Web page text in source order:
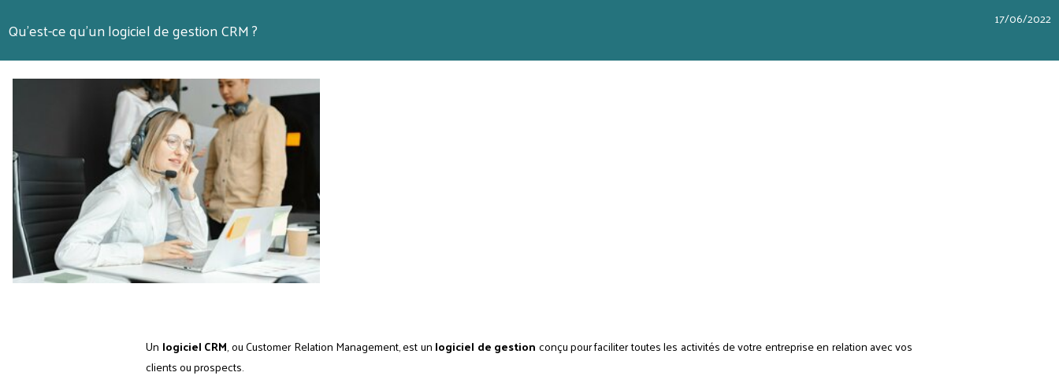
Qu'est-ce qu'un logiciel de gestion CRM ? 17/06/2022
Un logiciel CRM, ou Customer Relation Management, est unlogiciel de gestionconçu pour faciliter toutes les activités de votre entreprise en relation avec vos
clients ou prospects.